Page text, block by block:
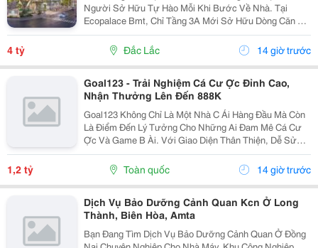
Người Sở Hữu Tự Hào Mỗi Khi Bước Về Nhà. Tại
Ecopalace Bmt, Chỉ Tầng 3A Mới Sở Hữu Dòng Căn Hộ
Sân Vườn Hồ Bơi &Ndash; Một Sản Phẩm Gần Như
Không Có Phiên Bản Thứ Hai. Mỗi Sáng Thức Dậy
Giữa...
4 tỷ Đắc Lắc 14 giờ trước
Goal123 - Trải Nghiệm Cá Cư Ợc Đỉnh Cao,
Nhận Thưởng Lên Đến 888K
Goal123 Không Chỉ Là Một Nhà C Ái Hàng Đầu Mà Còn
Là Điểm Đến Lý Tưởng Cho Những Ai Đam Mê Cá Cư
Ợc Và Game B Ài. Với Giao Diện Thân Thiện, Dễ Sử
Dụng Cùng Các Trò Chơi Phong Phú Từ Casin O Trực
Tuyến Đến Cá Cư Ợc Thể Thao, Chúng Tôi Cam Kết
Mang Đến...
1,2 tỷ Toàn quốc 14 giờ trước
Dịch Vụ Bảo Dưỡng Cảnh Quan Kcn Ở Long
Thành, Biên Hòa, Amta
Bạn Đang Tìm Dịch Vụ Bảo Dưỡng Cảnh Quan Ở Đồng